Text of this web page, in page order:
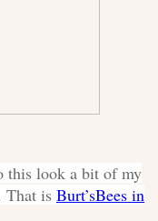
this look a bit of my
That is Burt’sBees in